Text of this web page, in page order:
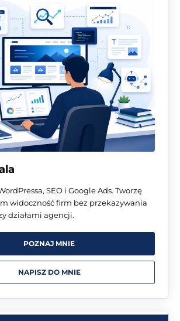
SEO i Google Ads. Tworzę
widoczność firm bez przekazywania
działami agencji.
POZNAJ MNIE
NAPISZ DO MNIE